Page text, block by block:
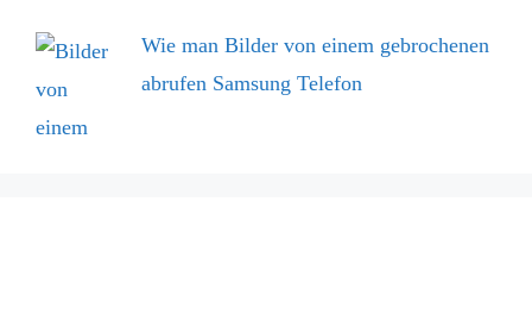
Wie man Bilder von einem gebrochenen
abrufen Samsung Telefon